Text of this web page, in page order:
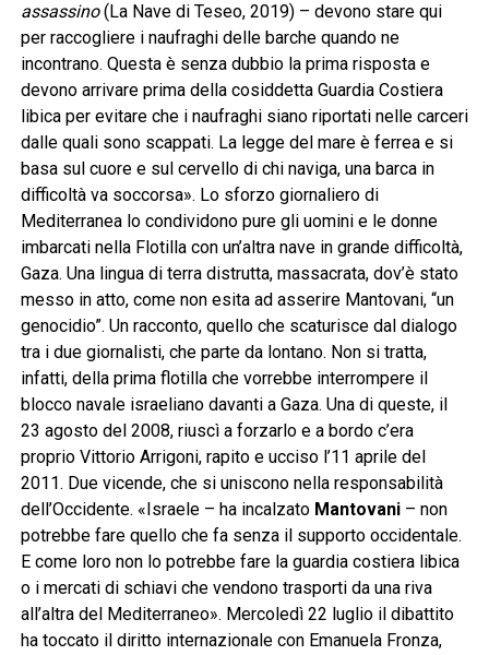
assassino(La Nave di Teseo, 2019) – devono stare qui
per raccogliere i naufraghi delle barche quando ne
incontrano. Questa è senza dubbio la prima risposta e
devono arrivare prima della cosiddetta Guardia Costiera
libica per evitare che i naufraghi siano riportati nelle carceri
dalle quali sono scappati. La legge del mare è ferrea e si
basa sul cuore e sul cervello di chi naviga, una barca in
difficoltà va soccorsa». Lo sforzo giornaliero di
Mediterranea lo condividono pure gli uomini e le donne
imbarcati nella Flotilla con un’altra nave in grande difficoltà,
Gaza. Una lingua di terra distrutta, massacrata, dov’è stato
messo in atto, come non esita ad asserire Mantovani, “un
genocidio”. Un racconto, quello che scaturisce dal dialogo
tra i due giornalisti, che parte da lontano. Non si tratta,
infatti, della prima flotilla che vorrebbe interrompere il
blocco navale israeliano davanti a Gaza. Una di queste, il
23 agosto del 2008, riuscì a forzarlo e a bordo c’era
proprio Vittorio Arrigoni, rapito e ucciso l’11 aprile del
2011. Due vicende, che si uniscono nella responsabilità
dell’Occidente. «Israele – ha incalzato Mantovani– non
potrebbe fare quello che fa senza il supporto occidentale.
E come loro non lo potrebbe fare la guardia costiera libica
o i mercati di schiavi che vendono trasporti da una riva
all’altra del Mediterraneo». Mercoledì 22 luglio il dibattito
ha toccato il diritto internazionale con Emanuela Fronza,